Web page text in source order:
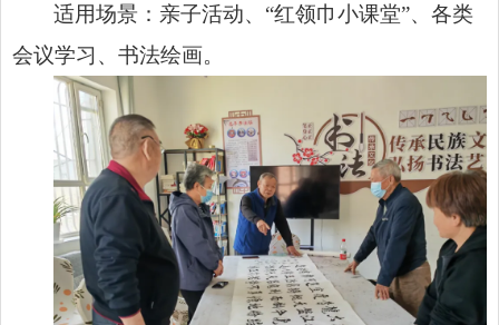
适用场景：亲子活动、“红领巾小课堂”、各类
会议学习、书法绘画。